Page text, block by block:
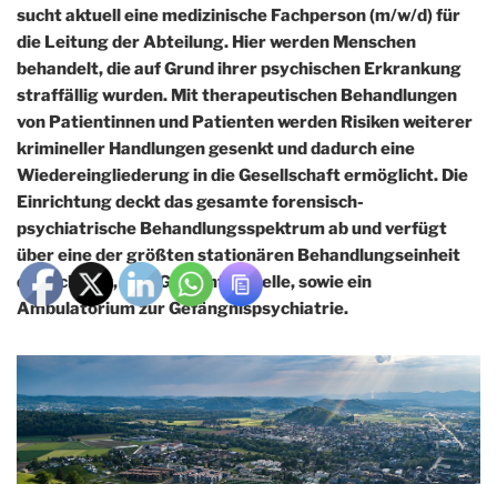
sucht aktuell eine medizinische Fachperson (m/w/d) für
die Leitung der Abteilung. Hier werden Menschen
behandelt, die auf Grund ihrer psychischen Erkrankung
straffällig wurden. Mit therapeutischen Behandlungen
von Patientinnen und Patienten werden Risiken weiterer
krimineller Handlungen gesenkt und dadurch eine
Wiedereingliederung in die Gesellschaft ermöglicht. Die
Einrichtung deckt das gesamte forensisch-
psychiatrische Behandlungsspektrum ab und verfügt
über eine der größten stationären Behandlungseinheit
der Schweiz, eine Gutachtenstelle, sowie ein
Ambulatorium zur Gefängnispsychiatrie.